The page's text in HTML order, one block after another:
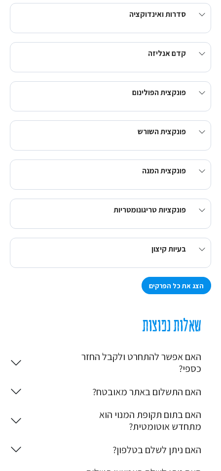
סדרות ואינדוקציה
קדם אנליזה
פונקצית הפולינום
פונקצית השורש
פונקצית המנה
פונקציות טריגונומטריות
בעיות קיצון
הצג את כל הפרקים
שאלות נפוצות
האם אפשר להתחרט ולקבל החזר
כספי?
האם התשלום באתר מאובטח?
האם בתום תקופת המנוי הוא
מתחדש אוטומטית?
האם ניתן לשלם בטלפון?